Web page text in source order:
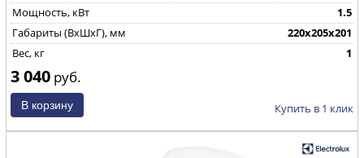
Мощность, кВт
1.5
Габариты (ВхШхГ), мм
220x205x201
Вес, кг
1
3 040 руб.
Купить в 1 клик